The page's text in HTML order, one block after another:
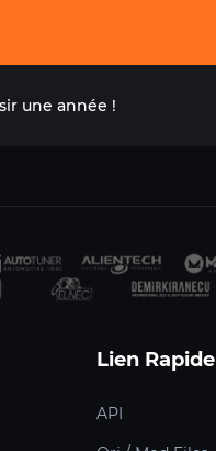
une année !
Lien Rapide
API